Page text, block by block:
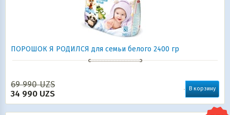
ПОРОШОК Я РОДИЛСЯ для семьи белого 2400 гр
69 990UZS
34 990 UZS В корзину